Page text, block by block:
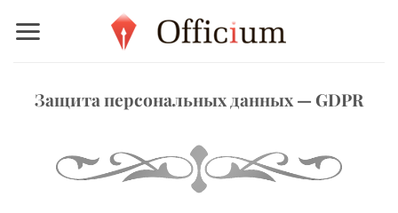
Защита персональных данных — GDPR